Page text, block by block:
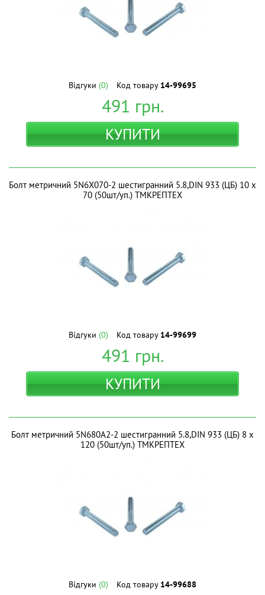
Відгуки (0) Код товару 14-99695
491 грн.
КУПИТИ
Болт метричний 5N6X070-2 шестигранний 5.8,DIN 933 (ЦБ) 10 х
70 (50шт/уп.) ТМКРЕПТЕХ
Відгуки (0) Код товару 14-99699
491 грн.
КУПИТИ
Болт метричний 5N680A2-2 шестигранний 5.8,DIN 933 (ЦБ) 8 х
120 (50шт/уп.) ТМКРЕПТЕХ
Відгуки (0) Код товару 14-99688